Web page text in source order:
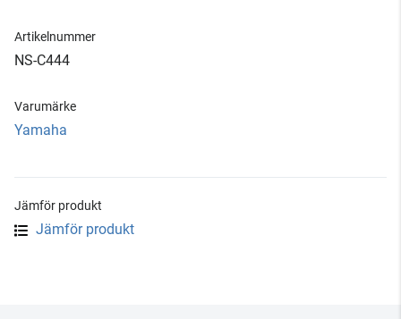
Artikelnummer
NS-C444
Varumärke
Yamaha
Jämför produkt
Jämför produkt